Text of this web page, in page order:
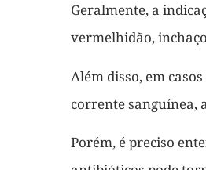
Geralmente, a
vermelhidão,
Além disso, em
corrente sanguínea,
Porém, é preciso